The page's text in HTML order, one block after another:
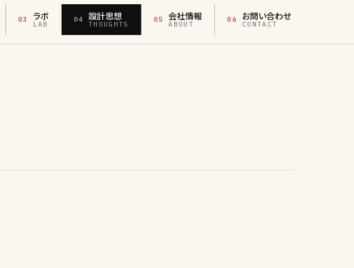
03 ラボ
LAB
04 設計思想
THOUGHTS
05 会社情報
ABOUT
06 お問い合わせ
CONTACT